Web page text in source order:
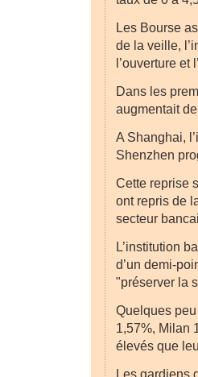
Les Bourse
de la veille,
l’ouverture et
Dans les
augmentait
A Shanghai,
Shenzhen
Cette reprise
ont repris de
secteur
L’institution
d’un demi-
"préserver la
Quelques
1,57%, Milan
élevés que
Les gardiens